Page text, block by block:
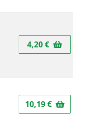
4,20 €
10,19 €